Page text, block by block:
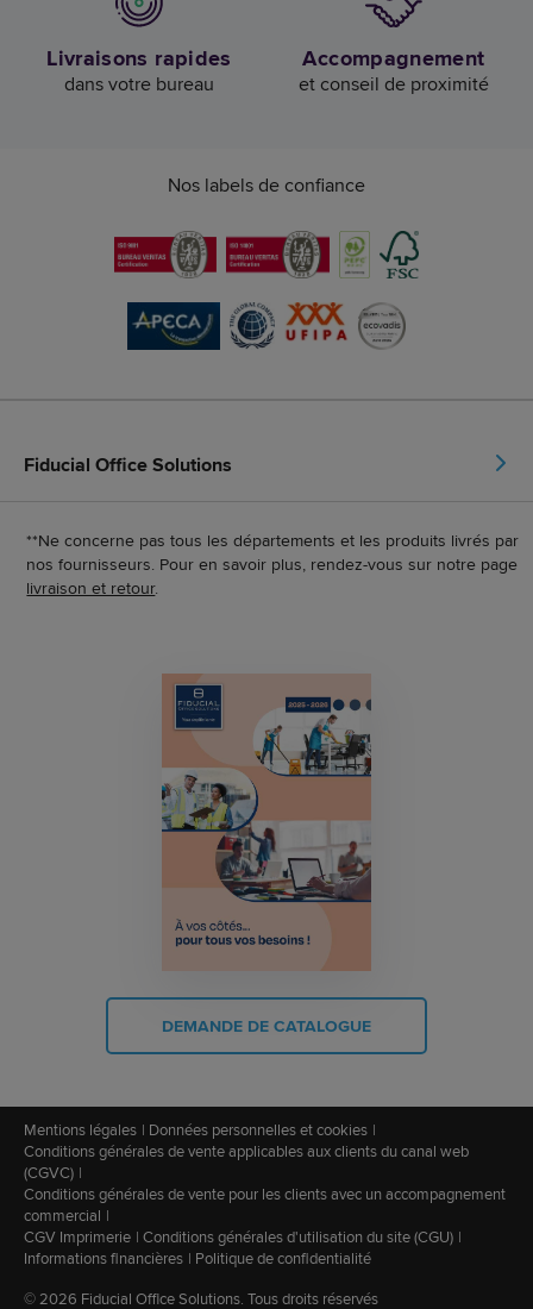
Livraisons rapides
dans votre bureau
Accompagnement
et conseil de proximité
Nos labels de confiance
Fiducial Office Solutions
**Ne concerne pas tous les départements et les produits livrés par
nos fournisseurs. Pour en savoir plus, rendez-vous sur notre page
livraison et retour.
DEMANDE DE CATALOGUE
Mentions légales
Données personnelles et cookies
Conditions générales de vente applicables aux clients du canal web
(CGVC)
Conditions générales de vente pour les clients avec un accompagnement
commercial
CGV Imprimerie Conditions générales d'utilisation du site (CGU)
Informations financières
Politique de confidentialité
© 2026 Fiducial Office Solutions. Tous droits réservés